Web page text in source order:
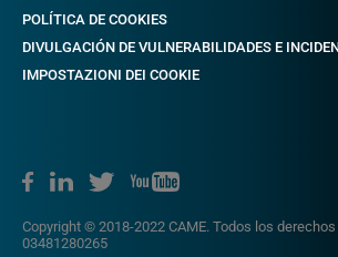
Copyright © 2018-2022 CAME. Todos los
03481280265
POLÍTICA DE COOKIES
DIVULGACIÓN DE VULNERABILIDADES E
IMPOSTAZIONI DEI COOKIE